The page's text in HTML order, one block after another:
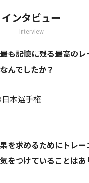
インタビュー
Interview
も記憶に残る最高のレ
んでしたか？
本選手権
を求めるためにトレ
をつけていることはあ